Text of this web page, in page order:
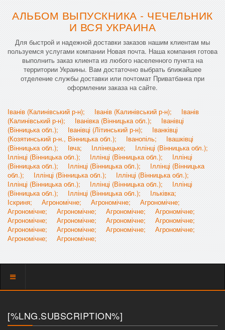
АЛЬБОМ ВЫПУСКНИКА - ЧЕЧЕЛЬНИК
И ВСЯ УКРАИНА
Для быстрой и надежной доставки заказов нашим клиентам мы
пользуемся услугами компании Новая почта. Наша компания готова
выполнить заказ клиента из любого населенного пункта на
территории Украины. Вам достаточно выбрать ближайшее
отделение службы доставки или почтомат Приватбанка при
оформлении заказа на сайте.
Іванів (Калинівський р-н); Іванів (Калинівський р-н);
Іванів
(Калинівський р-н);
Іванівка (Вінницька обл.);
Іванівці
(Вінницька обл.);
Іванівці (Літинський р-н);
Іванківці
(Козятинський р-н., Вінницька обл.);
Іванопіль;
Івашківці
(Вінницька обл.);
Івча; Іллінецьке;
Іллінці (Вінницька обл.);
Іллінці (Вінницька обл.);
Іллінці (Вінницька обл.);
Іллінці
(Вінницька обл.);
Іллінці (Вінницька обл.);
Іллінці (Вінницька
обл.);
Іллінці (Вінницька обл.);
Іллінці (Вінницька обл.);
Іллінці (Вінницька обл.);
Іллінці (Вінницька обл.);
Іллінці
(Вінницька обл.);
Іллінці (Вінницька обл.);
Ільківка;
Іскриня;
Агрономічне; Агрономічне;
Агрономічне;
Агрономічне;
Агрономічне; Агрономічне;
Агрономічне;
Агрономічне;
Агрономічне; Агрономічне;
Агрономічне;
Агрономічне;
Агрономічне; Агрономічне;
Агрономічне;
Агрономічне;
Агрономічне;
Показать
[%LNG.SUBSCRIPTION%]